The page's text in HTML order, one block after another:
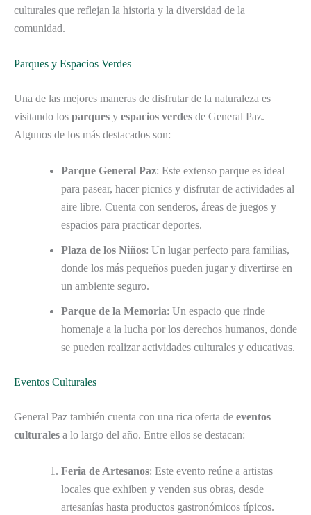
culturales que reflejan la historia y la diversidad de la
comunidad.
Parques y Espacios Verdes
Una de las mejores maneras de disfrutar de la naturaleza es
visitando los parques y espacios verdes de General Paz.
Algunos de los más destacados son:
Parque General Paz: Este extenso parque es ideal
para pasear, hacer picnics y disfrutar de actividades al
aire libre. Cuenta con senderos, áreas de juegos y
espacios para practicar deportes.
Plaza de los Niños: Un lugar perfecto para familias,
donde los más pequeños pueden jugar y divertirse en
un ambiente seguro.
Parque de la Memoria: Un espacio que rinde
homenaje a la lucha por los derechos humanos, donde
se pueden realizar actividades culturales y educativas.
Eventos Culturales
General Paz también cuenta con una rica oferta de eventos
culturales a lo largo del año. Entre ellos se destacan:
Feria de Artesanos: Este evento reúne a artistas
locales que exhiben y venden sus obras, desde
artesanías hasta productos gastronómicos típicos.